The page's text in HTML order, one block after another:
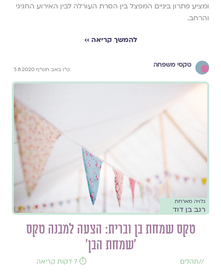
ומציע פתרון ביניים המפצל בין הסרת העורלה לבין האירוע החגיגי
והרחב.
להמשך קריאה ››
טקסי משפחה
ט"ו באב תש"ף 5.8.2020
גלויה מארחת
רגב בן דוד
טקס שמחת בן וברית: הצעה למבנה טקס
׳שמחת הבן׳
//תהלים ⏱️ 7 דקות קריאה